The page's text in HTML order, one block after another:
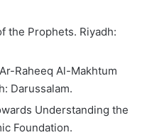
the Prophets. Riyadh:
Raheeq Al-Makhtum
Darussalam.
Understanding the
Foundation.